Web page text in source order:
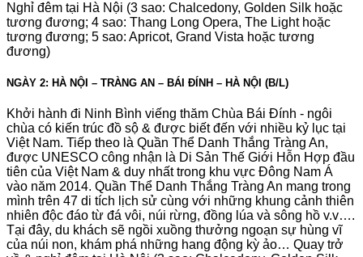
Nghỉ đêm tại Hà Nội (3 sao: Chalcedony, Golden Silk hoặc
tương đương; 4 sao: Thang Long Opera, The Light hoặc
tương đương; 5 sao: Apricot, Grand Vista hoặc tương
đương)
NGÀY 2: HÀ NỘI – TRÀNG AN – BÁI ĐÍNH – HÀ NỘI (B/L)
Khởi hành đi Ninh Bình viếng thăm Chùa Bái Đính - ngôi
chùa có kiến trúc đồ sộ & được biết đến với nhiều kỷ lục tại
Việt Nam. Tiếp theo là Quần Thể Danh Thắng Tràng An,
được UNESCO công nhận là Di Sản Thế Giới Hỗn Hợp đầu
tiên của Việt Nam & duy nhất trong khu vực Đông Nam Á
vào năm 2014. Quần Thể Danh Thắng Tràng An mang trong
mình trên 47 di tích lịch sử cùng với những khung cảnh thiên
nhiên độc đáo từ đá vôi, núi rừng, đồng lúa và sông hồ v.v….
Tại đây, du khách sẽ ngồi xuồng thưởng ngoạn sự hùng vĩ
của núi non, khám phá những hang động kỳ ảo… Quay trở